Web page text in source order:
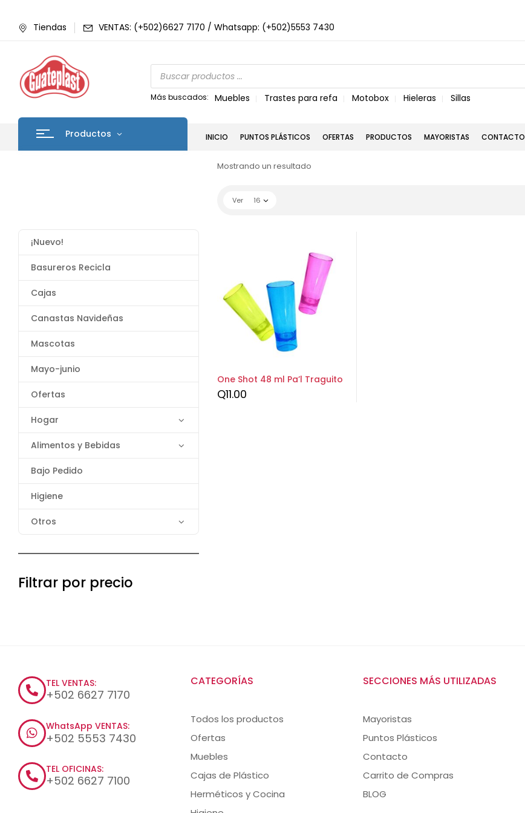
Tiendas VENTAS: (+502)6627 7170 / Whatsapp: (+502)5553 7430
Más buscados: Muebles Trastes para refa Motobox Hieleras Sillas
Productos INICIO PUNTOS PLÁSTICOS OFERTAS PRODUCTOS MAYORISTAS CONTACTO
¡Nuevo!
Basureros Recicla
Cajas
Canastas Navideñas
Mascotas
Mayo-junio
Ofertas
Hogar
Alimentos y Bebidas
Bajo Pedido
Higiene
Otros
Filtrar por precio
Mostrando un resultado
Ver 16
One Shot 48 ml Pa’l Traguito
Q11.00
TEL VENTAS:
+502 6627 7170
WhatsApp VENTAS:
+502 5553 7430
TEL OFICINAS:
+502 6627 7100
CATEGORÍAS
Todos los productos
Ofertas
Muebles
Cajas de Plástico
Herméticos y Cocina
SECCIONES MÁS UTILIZADAS
Mayoristas
Puntos Plásticos
Contacto
Carrito de Compras
BLOG